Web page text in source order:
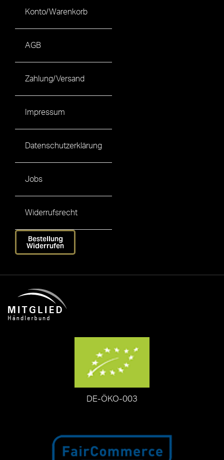
Konto/Warenkorb
AGB
Zahlung/Versand
Impressum
Datenschutzerklärung
Jobs
Widerrufsrecht
Bestellung
Widerrufen
DE-ÖKO-003